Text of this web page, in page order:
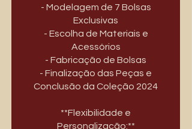
- Modelagem de 7 Bolsas
Exclusivas
- Escolha de Materiais e
Acessórios
- Fabricação de Bolsas
- Finalização das Peças e
Conclusão da Coleção 2024
**Flexibilidade e
Personalização:**